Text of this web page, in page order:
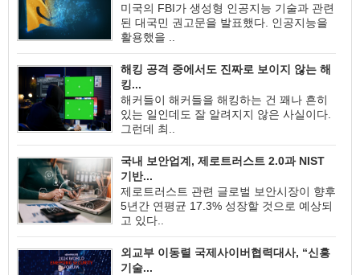
미국의 FBI가 생성형 인공지능 기술과 관련
된 대국민 권고문을 발표했다. 인공지능을
활용했을 ..
해킹 공격 중에서도 진짜로 보이지 않는 해
킹...
해커들이 해커들을 해킹하는 건 꽤나 흔히
있는 일인데도 잘 알려지지 않은 사실이다.
그런데 최..
국내 보안업계, 제로트러스트 2.0과 NIST
기반...
제로트러스트 관련 글로벌 보안시장이 향후
5년간 연평균 17.3% 성장할 것으로 예상되
고 있다..
외교부 이동렬 국제사이버협력대사, “신흥
기술...